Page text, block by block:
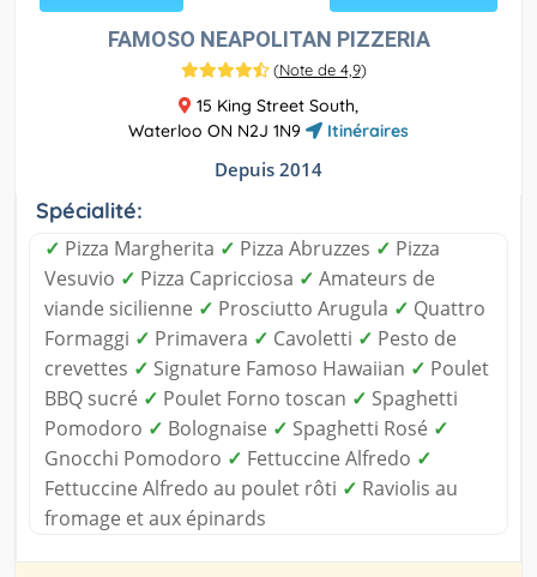
FAMOSO NEAPOLITAN PIZZERIA
(Note de 4,9)
15 King Street South,
Waterloo ON N2J 1N9
Itinéraires
Depuis 2014
Spécialité:
✓ Pizza Margherita ✓ Pizza Abruzzes ✓ Pizza
Vesuvio ✓ Pizza Capricciosa ✓ Amateurs de
viande sicilienne ✓ Prosciutto Arugula ✓ Quattro
Formaggi ✓ Primavera ✓ Cavoletti ✓ Pesto de
crevettes ✓ Signature Famoso Hawaiian ✓ Poulet
BBQ sucré ✓ Poulet Forno toscan ✓ Spaghetti
Pomodoro ✓ Bolognaise ✓ Spaghetti Rosé ✓
Gnocchi Pomodoro ✓ Fettuccine Alfredo ✓
Fettuccine Alfredo au poulet rôti ✓ Raviolis au
fromage et aux épinards